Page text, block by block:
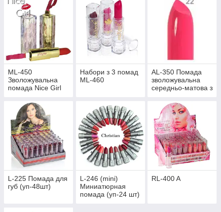
ML-450
Зволожувальна
помада Nice Girl
Набори з 3 помад
ML-460
AL-350 Помада
зволожувальна
середньо-матова з
(пап-48шт)
L-225 Помада для
губ (уп-48шт)
L-246 (mini)
Миниатюрная
помада (уп-24 шт)
RL-400 A